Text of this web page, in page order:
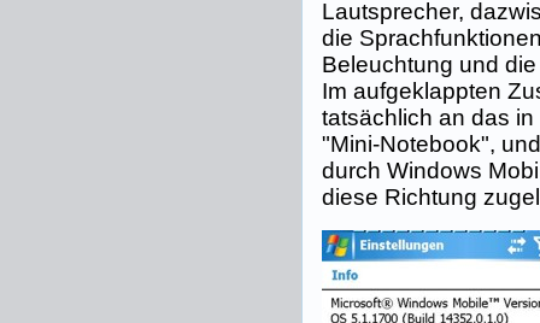
Lautsprecher,
die
Beleuchtung und
Im aufgeklappten
tatsächlich an das
"Mini-Notebook",
durch Windows
diese Richtung